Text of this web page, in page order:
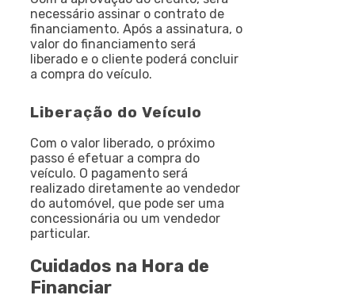
necessário assinar o contrato de
financiamento. Após a assinatura, o
valor do financiamento será
liberado e o cliente poderá concluir
a compra do veículo.
Liberação do Veículo
Com o valor liberado, o próximo
passo é efetuar a compra do
veículo. O pagamento será
realizado diretamente ao vendedor
do automóvel, que pode ser uma
concessionária ou um vendedor
particular.
Cuidados na Hora de
Financiar